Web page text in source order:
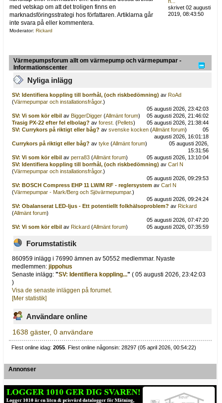
med vetskap om att det troligen finns en
marknadsföringsstrategi hos författaren. Artiklarna går
inte svara på eller kommentera.
Moderator: Rickard
skrivet 02 augusti
2019, 08:43:50
Värmepumpsforum allt om värmepump och värmepumpar -
Informationscenter
Nyliga inlägg
SV: Identifiera koppling till borrhål, (och riskbedömning) av RoAd
(Värmepumpar och installationsfrågor.)
05 augusti 2026, 23:42:03
SV: Vi som kör elbilav BiggerDigger(Allmänt forum)
05 augusti 2026, 21:46:02
Trasig PX-22 efter fel elbolag? av forest. (Pellets)
05 augusti 2026, 21:38:44
SV: Currykors på riktigt eller båg? av svenske kocken(Allmänt forum)
05
augusti 2026, 16:01:18
Currykors på riktigt eller båg? av tyke(Allmänt forum)
05 augusti 2026,
15:31:56
SV: Vi som kör elbilav perra83(Allmänt forum)
05 augusti 2026, 13:10:04
SV: Identifiera koppling till borrhål, (och riskbedömning) av Carl N
(Värmepumpar och installationsfrågor.)
05 augusti 2026, 09:29:53
SV: BOSCH Compress EHP 11 LW/M RF - reglersystemav Carl N
(Värmepumpar - Mark/Berg och Sjövärmepumpar.)
05 augusti 2026, 09:24:24
SV: Obalanserat LED-ljus - Ett potentiellt folkhälsoproblem? av Rickard
(Allmänt forum)
05 augusti 2026, 07:47:20
SV: Vi som kör elbilav Rickard(Allmänt forum) 05 augusti 2026, 07:35:59
Forumstatistik
860959 inlägg i 76990 ämnen av 50552 medlemmar. Nyaste
medlemmen:jippohus
Senaste inlägg:"SV: Identifiera koppling..." ( 05 augusti 2026, 23:42:03
)
Visa de senaste inläggen på forumet.
[Mer statistik]
Användare online
1638 gäster, 0 användare
Flest online idag:2055 . Flest online någonsin: 28297 (05 april 2026, 00:54:22)
Annonser